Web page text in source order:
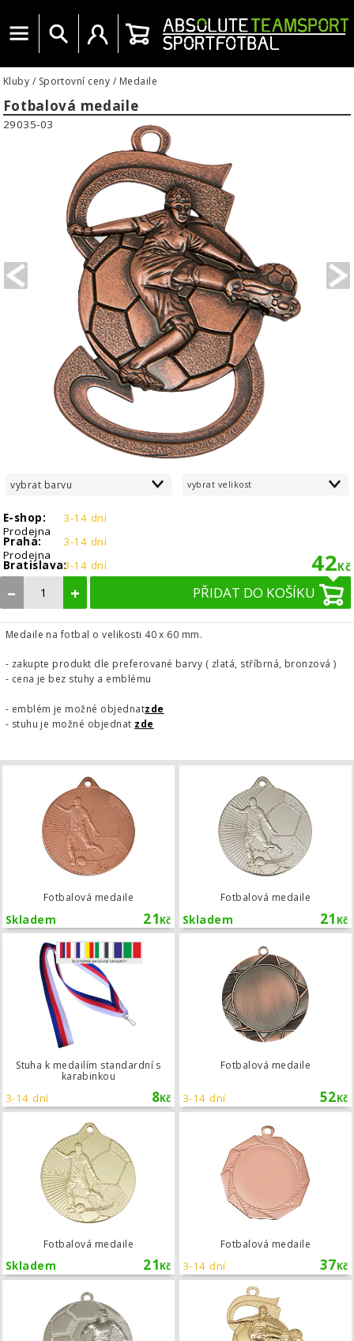
Menu Vyhledat Uživatelský účet
Košík
Kluby / Sportovní ceny / Medaile
Fotbalová medaile
PREVIOUS
1 2
29035-03
vybrat barvu vybrat velikost
E-shop:
3-14 dní
Prodejna
Praha:
3-14 dní
Prodejna
Bratislava:3-14 dní 42Kč
– + PŘIDAT DO KOŠÍKU
Medaile na fotbal o velikosti 40 x 60 mm.
- zakupte produkt dle preferované barvy ( zlatá, stříbrná, bronzová )
- cena je bez stuhy a emblému
- emblém je možné objednatzde
- stuhu je možné objednat zde
Fotbalová medaile
21Kč
Skladem
Fotbalová medaile
21 Kč
Skladem
Stuha k medailím standardní s
karabinkou
8Kč
3-14 dní
Fotbalová medaile
52Kč
3-14 dní
Fotbalová medaile
21Kč
Skladem
Fotbalová medaile
37Kč
3-14 dní
Fotbalová medaile